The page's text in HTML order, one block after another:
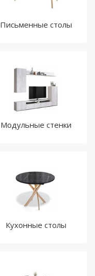
Письменные столы
Модульные стенки
Кухонные столы